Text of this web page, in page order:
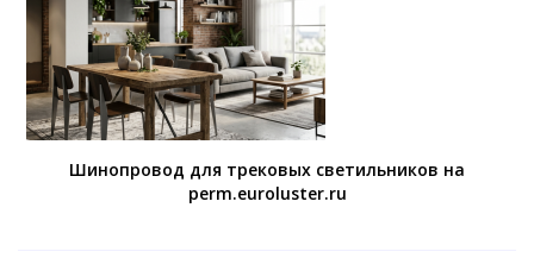
Шинопровод для трековых светильников на
perm.euroluster.ru